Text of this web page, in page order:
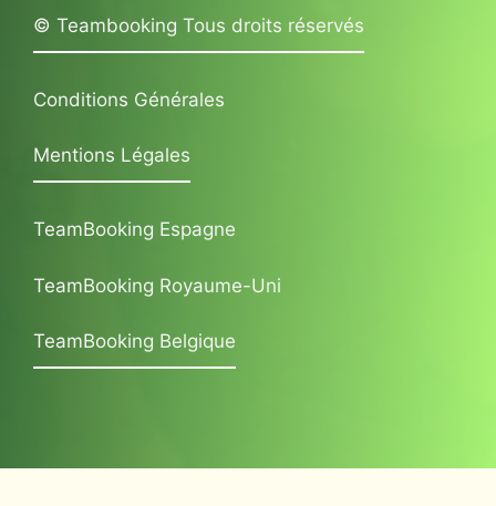
© Teambooking Tous droits réservés
Conditions Générales
Mentions Légales
TeamBooking Espagne
TeamBooking Royaume-Uni
TeamBooking Belgique